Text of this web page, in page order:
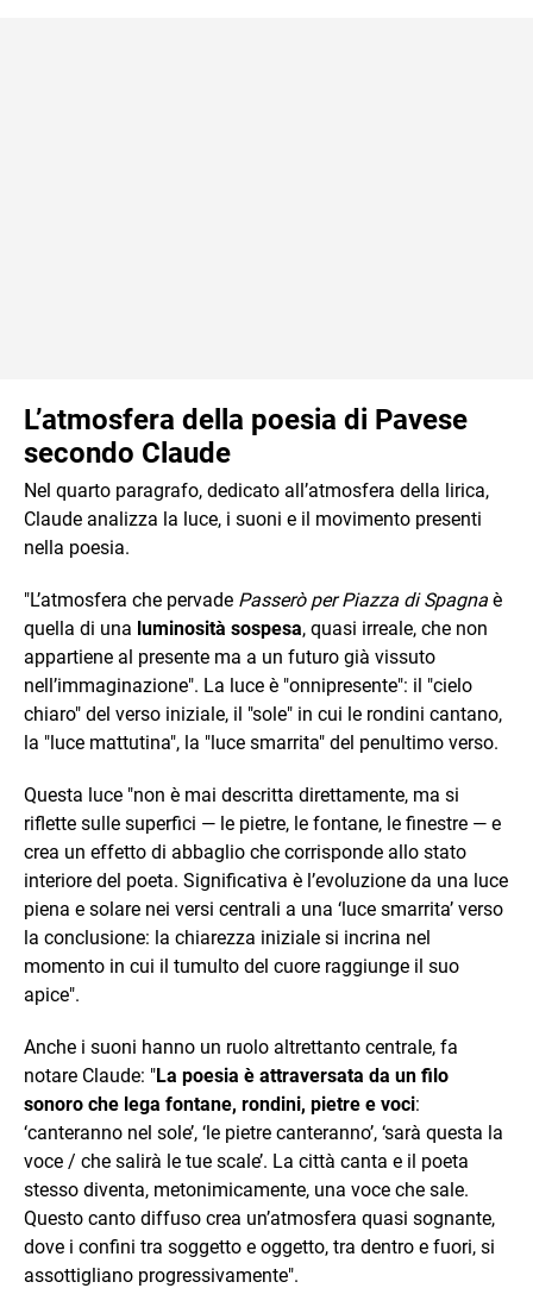
L’atmosfera della poesia di Pavese
secondo Claude
Nel quarto paragrafo, dedicato all’atmosfera della lirica,
Claude analizza la luce, i suoni e il movimento presenti
nella poesia.
"L’atmosfera che pervade Passerò per Piazza di Spagna è
quella di una luminosità sospesa, quasi irreale, che non
appartiene al presente ma a un futuro già vissuto
nell’immaginazione". La luce è "onnipresente": il "cielo
chiaro" del verso iniziale, il "sole" in cui le rondini cantano,
la "luce mattutina", la "luce smarrita" del penultimo verso.
Questa luce "non è mai descritta direttamente, ma si
riflette sulle superfici — le pietre, le fontane, le finestre — e
crea un effetto di abbaglio che corrisponde allo stato
interiore del poeta. Significativa è l’evoluzione da una luce
piena e solare nei versi centrali a una ‘luce smarrita’ verso
la conclusione: la chiarezza iniziale si incrina nel
momento in cui il tumulto del cuore raggiunge il suo
apice".
Anche i suoni hanno un ruolo altrettanto centrale, fa
notare Claude: "La poesia è attraversata da un filo
sonoro che lega fontane, rondini, pietre e voci:
‘canteranno nel sole’, ‘le pietre canteranno’, ‘sarà questa la
voce / che salirà le tue scale’. La città canta e il poeta
stesso diventa, metonimicamente, una voce che sale.
Questo canto diffuso crea un’atmosfera quasi sognante,
dove i confini tra soggetto e oggetto, tra dentro e fuori, si
assottigliano progressivamente".